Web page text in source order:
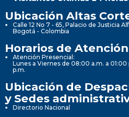
Ubicación Altas
Calle 12 No 7 - 65, Palacio de Justicia
Bogotá - Colombia
Horarios de
Atención Presencial:
Lunes a Viernes de 08:00 a.m. a
p.m.
Ubicación de
y Sedes
Directorio Nacional